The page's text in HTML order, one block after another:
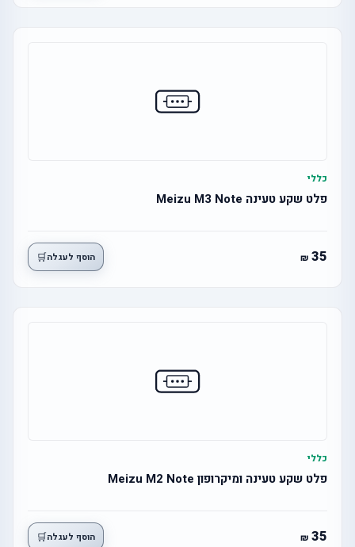
כללי
פלט שקע טעינה Meizu M3 Note
35 הוסף לעגלה🛒
כללי
פלט שקע טעינה ומיקרופון Meizu M2 Note
35 הוסף לעגלה🛒